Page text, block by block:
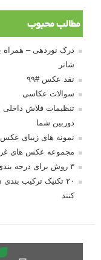
مطالب محبوب
شاتر
نقد عکس #۹۹
سوالات عکاسی
تنظیمات فلاش داخلی
دوربین شما
نمونه های زیبای
مجموعه عکس های
۳ روش برای درجه بندی و تنظیم دقیق رنگ در فتوشاپ
۲۰ تکنیک ترکیب
کنند